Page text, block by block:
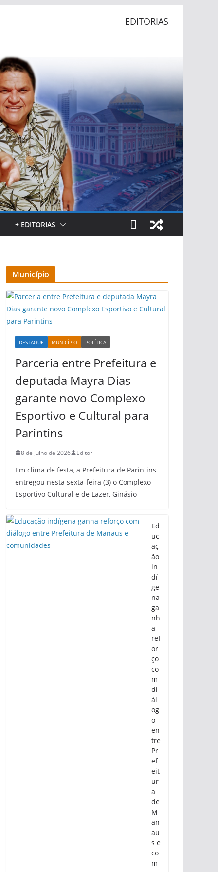
EDITORIAS
+ EDITORIAS
Município
DESTAQUE MUNICÍPIO POLÍTICA
Parceria entre Prefeitura e
deputada Mayra Dias
garante novo Complexo
Esportivo e Cultural para
Parintins
8 de julho de 2026 Editor
Em clima de festa, a Prefeitura de Parintins
entregou nesta sexta-feira (3) o Complexo
Esportivo Cultural e de Lazer, Ginásio
Ed
uc
aç
ão
in
dí
ge
na
ga
nh
a
ref
or
ço
co
m
di
ál
og
o
en
tre
Pr
ef
eit
ur
a
de
M
an
au
s e
co
m